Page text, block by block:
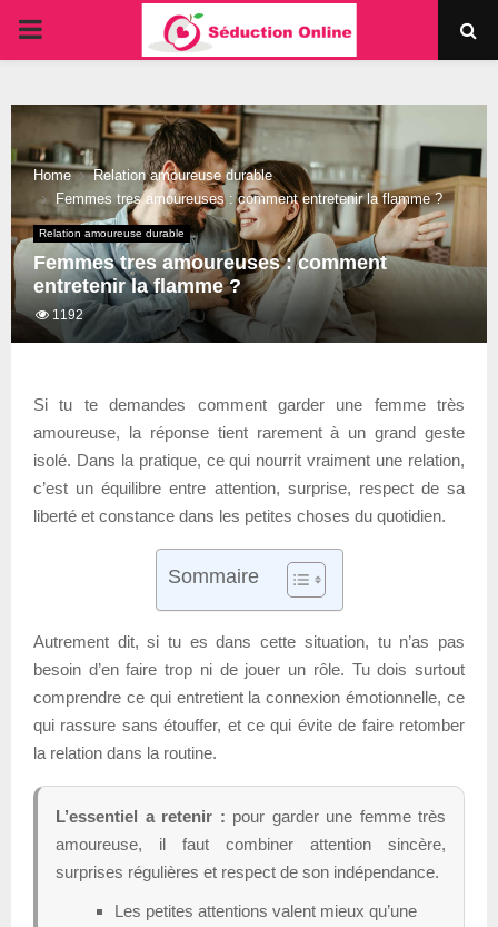
PRIMARY
Home
Relation amoureuse durable
Femmes tres amoureuses : comment entretenir la flamme ?
Relation amoureuse durable
Femmes tres amoureuses : comment
entretenir la flamme ?
1192
Si tu te demandes comment garder une femme très
amoureuse, la réponse tient rarement à un grand geste
isolé. Dans la pratique, ce qui nourrit vraiment une relation,
c’est un équilibre entre attention, surprise, respect de sa
liberté et constance dans les petites choses du quotidien.
Sommaire
Autrement dit, si tu es dans cette situation, tu n’as pas
besoin d’en faire trop ni de jouer un rôle. Tu dois surtout
comprendre ce qui entretient la connexion émotionnelle, ce
qui rassure sans étouffer, et ce qui évite de faire retomber
la relation dans la routine.
L’essentiel a retenir : pour garder une femme très
amoureuse, il faut combiner attention sincère,
surprises régulières et respect de son indépendance.
Les petites attentions valent mieux qu’une